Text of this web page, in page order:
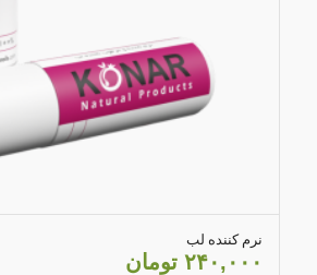
5.00
نرم کننده لب
۲۴۰,۰۰۰ تومان